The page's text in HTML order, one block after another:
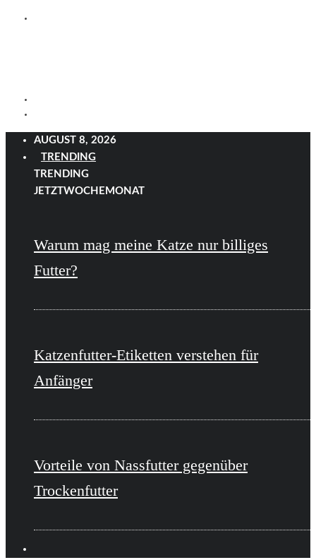
AUGUST 8, 2026
TRENDING
TRENDING
JETZTWOCHE MONAT
Warum mag meine Katze nur billiges
Futter?
Katzenfutter-Etiketten verstehen für
Anfänger
Vorteile von Nassfutter gegenüber
Trockenfutter